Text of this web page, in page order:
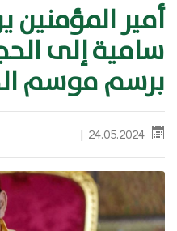
أمير المؤمنين
سامية إلى
برسم موسم الحج